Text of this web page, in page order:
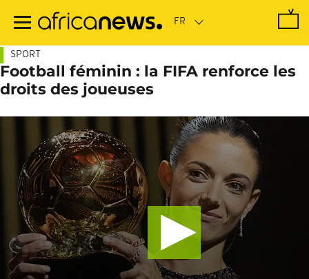
contenu
SPORT
Football féminin : la FIFA renforce les
droits des joueuses